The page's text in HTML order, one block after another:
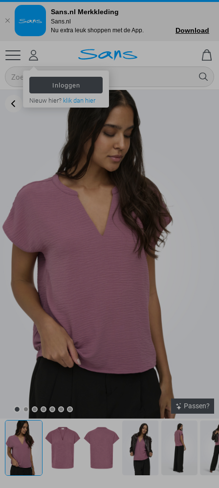
Inloggen
Nieuw hier? klik dan hier
Passen?
Sans.nl Merkkleding
Sans.nl
Nu extra leuk shoppen met de App.
Download